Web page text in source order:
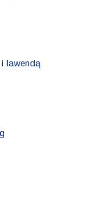
lawendą